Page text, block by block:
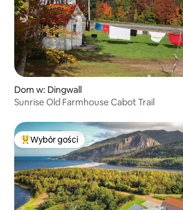
Dom w: Dingwall
Sunrise Old Farmhouse Cabot Trail
Najpopularniejsze z kategorii Wybór gości
Wybór gości